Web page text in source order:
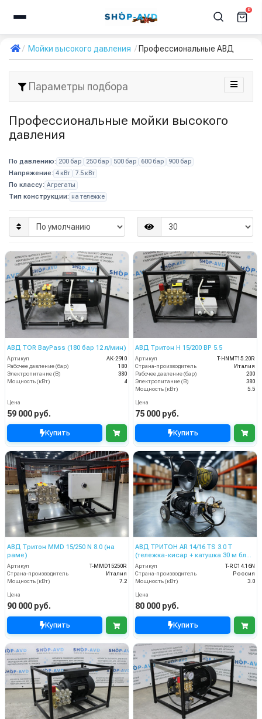
0
Мойки высокого давления Профессиональные АВД
Параметры подбора
Профессиональные мойки высокого
давления
По давлению: 200 бар 250 бар 500 бар 600 бар 900 бар
Напряжение: 4 кВт 7.5 кВт
По классу: Агрегаты
Тип конструкции: на тележке
АВД TOR BayPass (180 бар 12 л/мин)
Артикул
AK-2910
Рабочее давление (бар)
180
Электропитание (В)
380
Мощность (кВт)
4
Цена
59 000 руб.
Купить
АВД Тритон H 15/200 BP 5.5
Артикул
T-HNMT15.20R
Страна-производитель
Италия
Рабочее давление (бар)
200
Электропитание (В)
380
Мощность (кВт)
5.5
Цена
75 000 руб.
Купить
АВД Тритон MMD 15/250 N 8.0 (на
раме)
Артикул
T-MMD15250R
Страна-производитель
Италия
Мощность (кВт)
7.2
Цена
90 000 руб.
Купить
АВД ТРИТОН AR 14/16 TS 3.0 T
(тележка-кисар + катушка 30 м блок
электрики с тепловым реле фильтр
переходник )
Артикул
T-RC14.16N
Страна-производитель
Россия
Мощность (кВт)
3.0
Цена
80 000 руб.
Купить